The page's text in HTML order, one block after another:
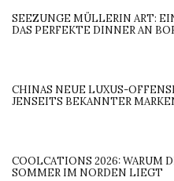
SEEZUNGE MÜLLERIN ART:
DAS PERFEKTE DINNER AN
CHINAS NEUE LUXUS-
JENSEITS BEKANNTER
COOLCATIONS 2026: WARUM
SOMMER IM NORDEN LIEGT